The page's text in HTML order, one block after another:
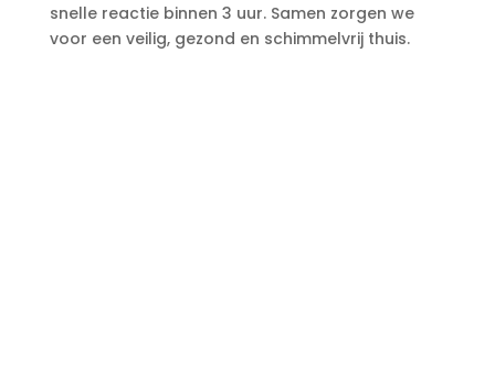
snelle reactie binnen 3 uur.​ Samen zorgen we
voor een veilig, gezond en schimmelvrij thuis.​